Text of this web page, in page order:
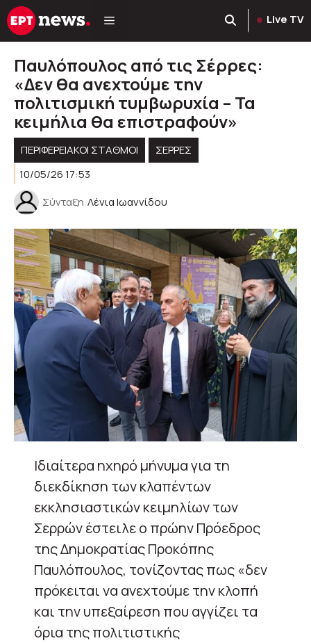
Μετάβαση
σε
Live TV
Παυλόπουλος από τις Σέρρες:
«Δεν θα ανεχτούμε την
πολιτισμική τυμβωρυχία – Τα
κειμήλια θα επιστραφούν»
ΠΕΡΙΦΕΡΕΙΑΚΟΊ ΣΤΑΘΜΟΊ
ΣΕΡΡΕΣ
10/05/26 17:53
Σύνταξη Λένια Ιωαννίδου
Ιδιαίτερα ηχηρό μήνυμα για τη
διεκδίκηση των κλαπέντων
εκκλησιαστικών κειμηλίων των
Σερρών έστειλε ο πρώην Πρόεδρος
της Δημοκρατίας Προκόπης
Παυλόπουλος, τονίζοντας πως «δεν
πρόκειται να ανεχτούμε την κλοπή
και την υπεξαίρεση που αγγίζει τα
όρια της πολιτιστικής